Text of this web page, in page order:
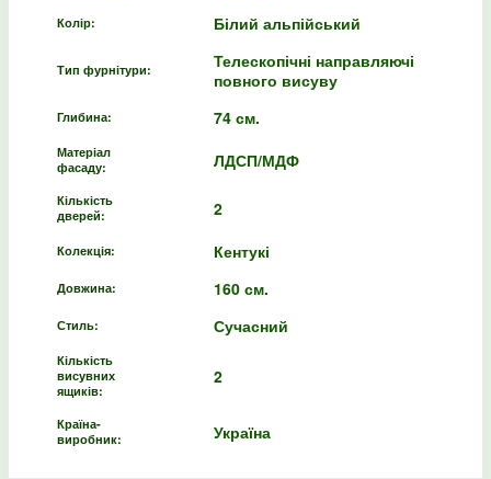
Колір: Білий альпійський
Тип фурнітури:
Телескопічні направляючі
повного висуву
Глибина: 74 см.
Матеріал
фасаду:
ЛДСП/МДФ
Кількість
дверей:
2
Колекція: Кентукі
Довжина: 160 см.
Стиль: Сучасний
Кількість
висувних
ящиків:
2
Країна-
виробник:
Україна